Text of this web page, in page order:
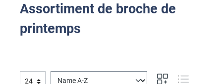
Assortiment de broche de
printemps